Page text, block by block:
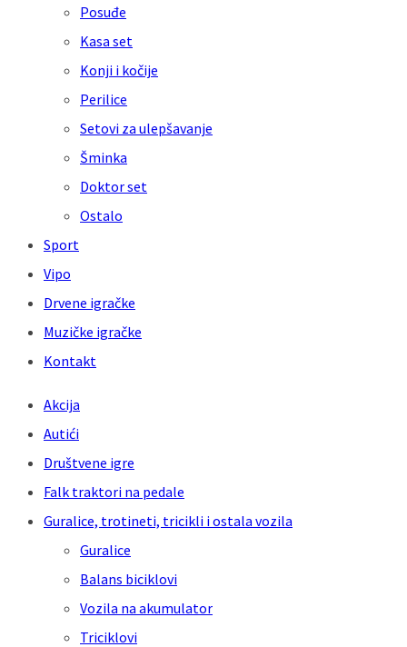
Posuđe
Kasa set
Konji i kočije
Perilice
Setovi za ulepšavanje
Šminka
Doktor set
Ostalo
Sport
Vipo
Drvene igračke
Muzičke igračke
Kontakt
Akcija
Autići
Društvene igre
Falk traktori na pedale
Guralice, trotineti, tricikli i ostala vozila
Guralice
Balans biciklovi
Vozila na akumulator
Triciklovi